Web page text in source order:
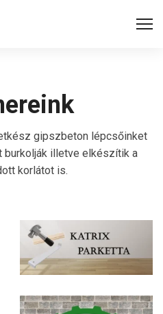
gipszbeton lépcsőinket
burkolják illetve elkészítik a
korlátot is.